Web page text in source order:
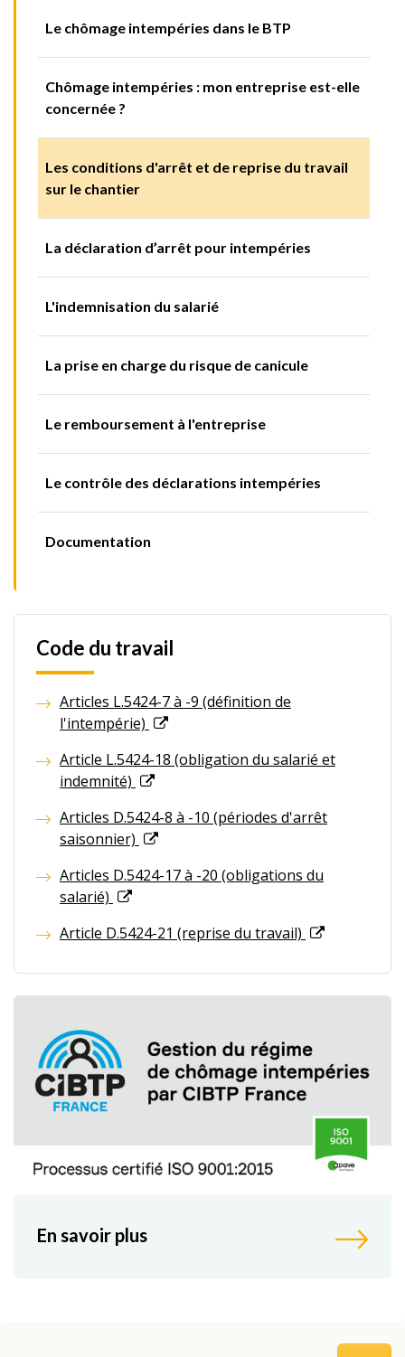
Le chômage intempéries dans le BTP
Chômage intempéries : mon entreprise est-elle
concernée ?
Les conditions d'arrêt et de reprise du travail
sur le chantier
La déclaration d’arrêt pour intempéries
L'indemnisation du salarié
La prise en charge du risque de canicule
Le remboursement à l'entreprise
Le contrôle des déclarations intempéries
Documentation
Code du travail
Articles L.5424-7 à -9 (définition de
l'intempérie)
Article L.5424-18 (obligation du salarié et
indemnité)
Articles D.5424-8 à -10 (périodes d'arrêt
saisonnier)
Articles D.5424-17 à -20 (obligations du
salarié)
Article D.5424-21 (reprise du travail)
En savoir plus